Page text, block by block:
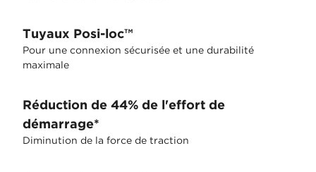
Tuyaux Posi-loc™
Pour une connexion sécurisée et une durabilité
maximale
Réduction de 44% de l'effort de
démarrage*
Diminution de la force de traction